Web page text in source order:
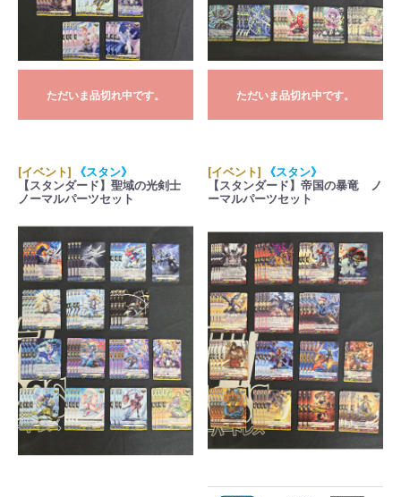
ただいま品切れ中です。 ただいま品切れ中です。
[イベント]
《スタン》
【スタンダード】聖域の光剣士
ノーマルパーツセット
[イベント]
《スタン》
【スタンダード】帝国の暴竜 ノ
ーマルパーツセット